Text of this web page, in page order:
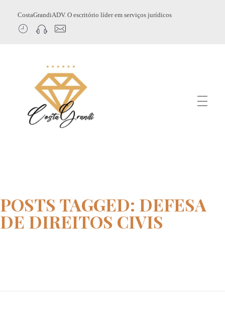
CostaGrandiADV. O escritório líder em serviços jurídicos
POSTS TAGGED: DEFESA
DE DIREITOS CIVIS